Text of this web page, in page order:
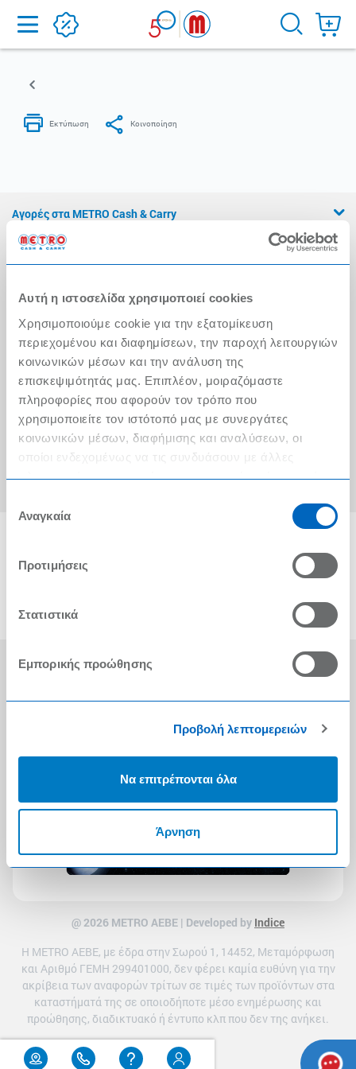
Αυτή η ιστοσελίδα χρησιμοποιεί cookies
Χρησιμοποιούμε cookie για την εξατομίκευση
περιεχομένου και διαφημίσεων, την παροχή λειτουργιών
κοινωνικών μέσων και την ανάλυση της
επισκεψιμότητάς μας. Επιπλέον, μοιραζόμαστε
πληροφορίες που αφορούν τον τρόπο που
χρησιμοποιείτε τον ιστότοπό μας με συνεργάτες
κοινωνικών μέσων, διαφήμισης και αναλύσεων, οι
οποίοι ενδεχομένως να τις συνδυάσουν με άλλες
πληροφορίες που τους έχετε παραχωρήσει ή τις οποίες
των υπηρεσιών τους.
συγκατάθεσης
Αναγκαία
Προτιμήσεις
Στατιστικά
Εμπορικής προώθησης
Προβολή λεπτομερειών
Να επιτρέπονται όλα
Άρνηση
Home
Αγορές στα METRO Cash & Carry
Εμπειρία METRO Cash & Carry
Η Αλυσίδα
Press Kit
Ο λογαριασμός μου
Τα METRO Cash & Carry δίπλα σας
Εταιρική Κοινωνική Ευθύνη
METRO ΑΕΒΕ
@ 2026 ΜETRO AEBE | Developed by Indice
Η METRO ΑΕΒΕ, με έδρα στην Σωρού 1, 14452, Μεταμόρφωση
και Αριθμό ΓΕΜΗ 299401000, δεν φέρει καμία ευθύνη για την
ακρίβεια των αναφορών τρίτων σε τιμές των προϊόντων στα
καταστήματά της σε οποιοδήποτε μέσο ενημέρωσης και
προώθησης, διαδικτυακό ή έντυπο κλπ που δεν της ανήκει.